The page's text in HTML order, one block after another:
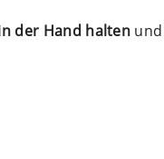
der Hand halten